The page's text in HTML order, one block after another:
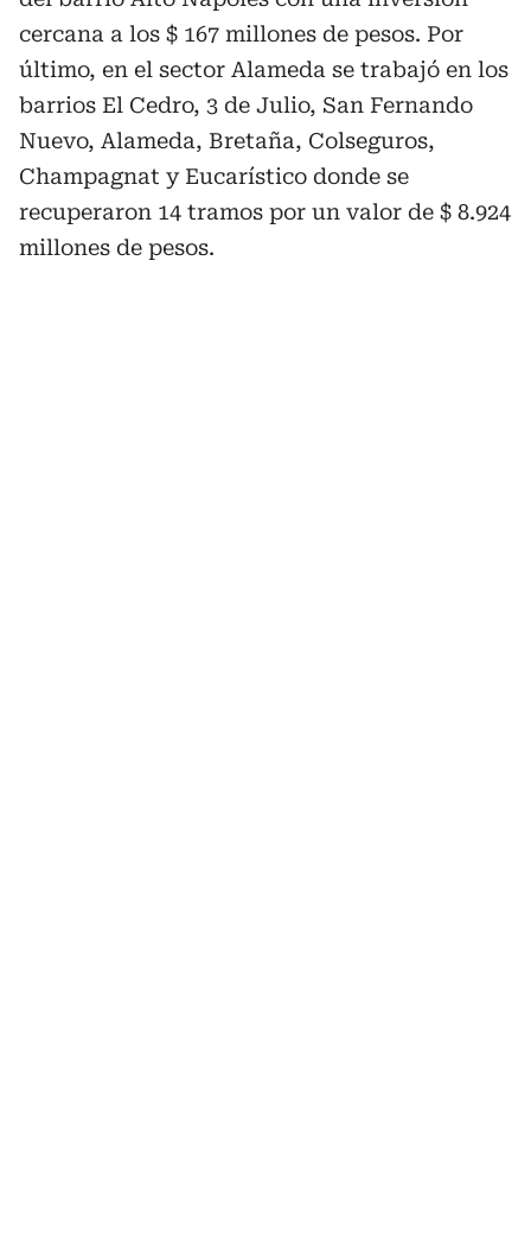
cercana a los $ 167 millones de pesos. Por
último, en el sector Alameda se trabajó en los
barrios El Cedro, 3 de Julio, San Fernando
Nuevo, Alameda, Bretaña, Colseguros,
Champagnat y Eucarístico donde se
recuperaron 14 tramos por un valor de $ 8.924
millones de pesos.